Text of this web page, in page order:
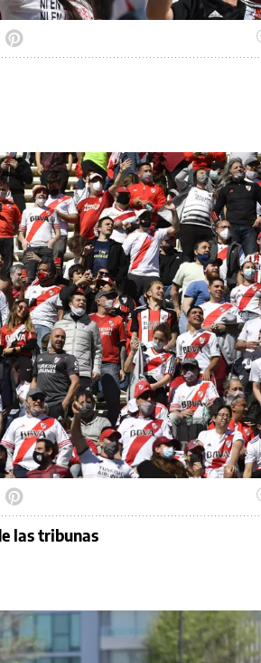
las tribunas